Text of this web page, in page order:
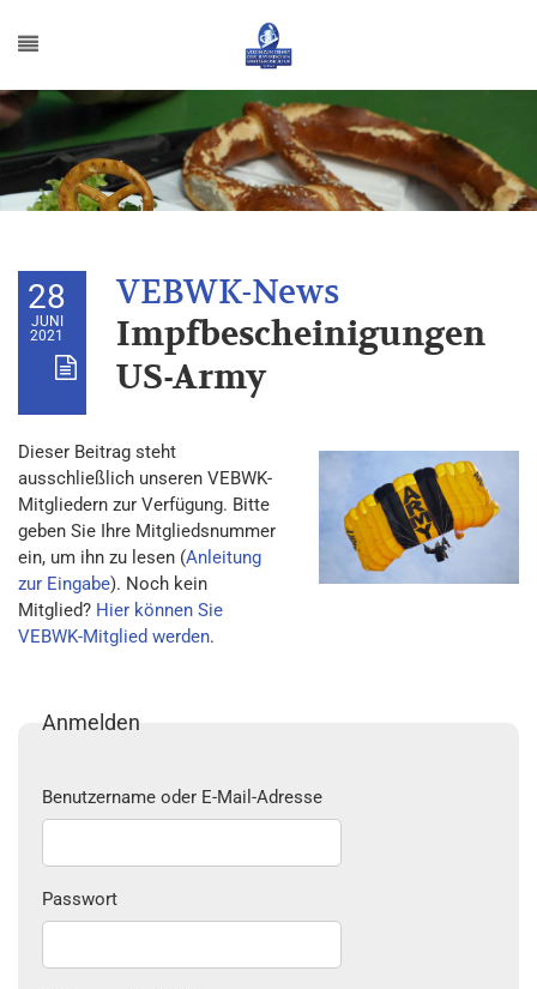
28
JUNI
2021
Impfbescheinigungen
US-Army
Dieser Beitrag steht
ausschließlich unseren VEBWK-
Mitgliedern zur Verfügung. Bitte
geben Sie Ihre Mitgliedsnummer
ein, um ihn zu lesen (Anleitung
zur Eingabe). Noch kein
Mitglied? Hier können Sie
VEBWK-Mitglied werden.
Anmelden
Benutzername oder E-Mail-Adresse
Passwort